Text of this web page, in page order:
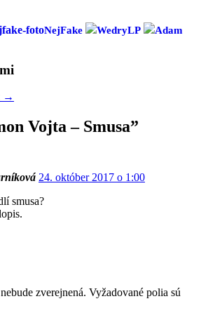
NejFake WedryLP
Adam
→
Vojta – Smusa”
24. október 2017 o 1:00
smusa?
zverejnená. Vyžadované polia sú